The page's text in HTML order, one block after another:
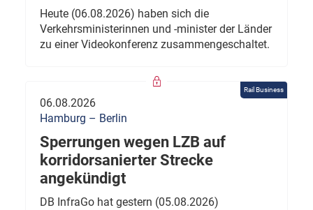
Heute (06.08.2026) haben sich die
Verkehrsministerinnen und -minister der Länder
zu einer Videokonferenz zusammengeschaltet.
Rail Business
06.08.2026
Hamburg – Berlin
Sperrungen wegen LZB auf
korridorsanierter Strecke
angekündigt
DB InfraGo hat gestern (05.08.2026)